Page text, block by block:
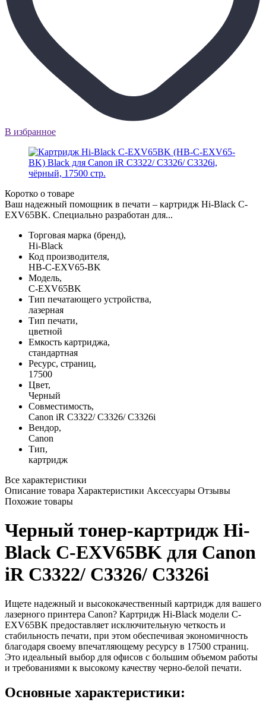
В избранное
Коротко о товаре
Ваш надежный помощник в печати – картридж Hi-Black C-
EXV65BK. Специально разработан для...
Торговая марка (бренд),
Hi-Black
Код производителя,
HB-C-EXV65-BK
Модель,
C-EXV65BK
Тип печатающего устройства,
лазерная
Тип печати,
цветной
Емкость картриджа,
стандартная
Ресурс, страниц,
17500
Цвет,
Черный
Совместимость,
Canon iR C3322/ C3326/ C3326i
Вендор,
Canon
Тип,
картридж
Все характеристики
Описание товара Характеристики Аксессуары Отзывы
Похожие товары
Черный тонер-картридж Hi-
Black C-EXV65BK для Canon
iR C3322/ C3326/ C3326i
Ищете надежный и высококачественный картридж для вашего
лазерного принтера Canon? Картридж Hi-Black модели C-
EXV65BK предоставляет исключительную четкость и
стабильность печати, при этом обеспечивая экономичность
благодаря своему впечатляющему ресурсу в 17500 страниц.
Это идеальный выбор для офисов с большим объемом работы
и требованиями к высокому качеству черно-белой печати.
Основные характеристики: